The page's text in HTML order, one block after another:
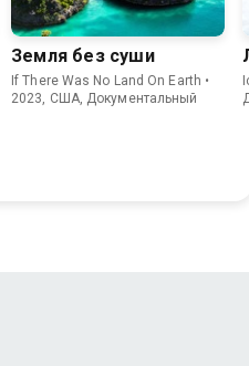
Земля без суши
If There Was No Land On Earth •
2023, США, Документальный